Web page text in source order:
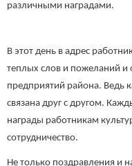
различными наградами.
В этот день в адрес
теплых слов и пожеланий и
предприятий района. Ведь
связана друг с другом.
награды работникам
сотрудничество.
Не только поздравления и